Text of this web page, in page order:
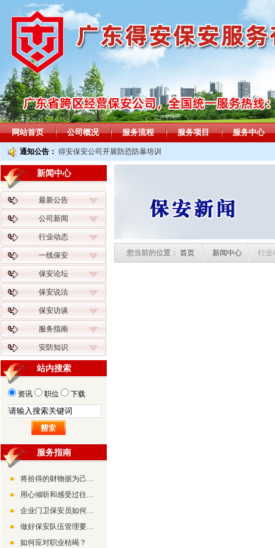
网站首页 公司概况 服务流程 服务项目 服务中心
通知公告： 得安保安公司开展防恐防暴培训
您当前的位置： 首页 新闻中心 行业
新闻中心
最新公告
公司新闻
行业动态
一线保安
保安论坛
保安说法
保安访谈
服务指南
安防知识
站内搜索
资讯 职位 下载
服务指南
将拾得的财物据为己有有可能构成诈骗罪
用心倾听和感受过往的美好
企业门卫保安员如何做好检查工作
做好保安队伍管理要摸准“兵情”了解“兵心”
如何应对职业枯竭？